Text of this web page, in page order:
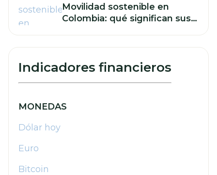
Movilidad sostenible en
Colombia: qué significan sus
Indicadores financieros
MONEDAS
Dólar hoy
Euro
Bitcoin